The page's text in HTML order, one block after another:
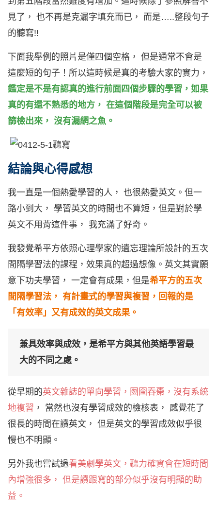
見了， 也不再是克漏字填充而已， 而是…..整段句子
的聽寫!!
下面我舉例的照片是僅四個空格， 但是通常不會是
這麼短的句子！所以這時候是真的考驗大家的實力，
鑑定是不是有認真的進行前面四個步驟的學習，如果
真的有還不熟悉的地方， 在這個階段是完全可以被
篩檢出來， 沒有漏網之魚。
結論與心得感想
我一直是一個熱愛學習的人， 也很熱愛英文。但一
路小到大， 學習英文的時間也不算短，但是對於學
英文不用背這件事， 我充滿了好奇。
我發覺希平方依照心理學家的遺忘理論所設計的五次
間隔學習法的課程，效果真的超過想像。英文其實願
意下功夫學習， 一定會有成果，但是希平方的五次
間隔學習法， 有計畫式的學習與複習，回報的是
「有效率」又有成效的英文成果。
兼具效率與成效，是希平方與其他英語學習最
大的不同之處。
從早期的英文雜誌的單向學習，囫圇吞棗，沒有系統
地複習 ， 當然也沒有學習成效的檢核表， 感覺花了
很長的時間在讀英文， 但是英文的學習成效似乎很
慢也不明顯。
另外我也嘗試過看美劇學英文，聽力確實會在短時間
內增強很多， 但是讀跟寫的部分似乎沒有明顯的助
益。